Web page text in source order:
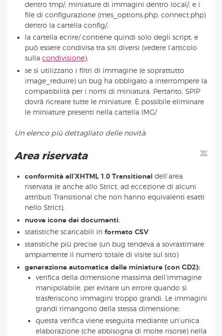
dentro tmp/; miniature di immagini dentro local/; e i
file di configurazione (mes_options.php, connect.php)
dentro la cartella config/;
la cartella ecrire/ contiene quindi solo degli script, e
può essere condivisa tra siti diversi (vedere l’articolo
sullacondivisione);
se si utilizzano i filtri di immagine (e soprattutto
image_reduire) un bug ha obbligato a interrompere la
compatibilità per i nomi di miniatura. Pertanto, SPIP
dovrà ricreare tutte le miniature. È possibile eliminare
le miniature presenti nella cartella IMG/
Un elenco più dettagliato delle novità:
Area riservata
conformità all’XHTML 1.0 Transitional dell’area
riservata (e anche allo Strict, ad eccezione di alcuni
attributi Transitional che non hanno equivalenti esatti
nello Strict);
nuove icone dei documenti;
statistiche scaricabili informato CSV
statistiche più precise (un bug tendeva a sovrastimare
ampiamente il numero totale di visite sul sito)
generazione automatica delle miniature (con GD2):
verifica della dimensione massima dell’immagine
manipolabile, per evitare un errore quando si
trasferiscono immagini troppo grandi. Le immagini
grandi rimangono della stessa dimensione;
questa verifica viene eseguita mediante un’unica
elaborazione (che abbisogna di molte risorse) nella